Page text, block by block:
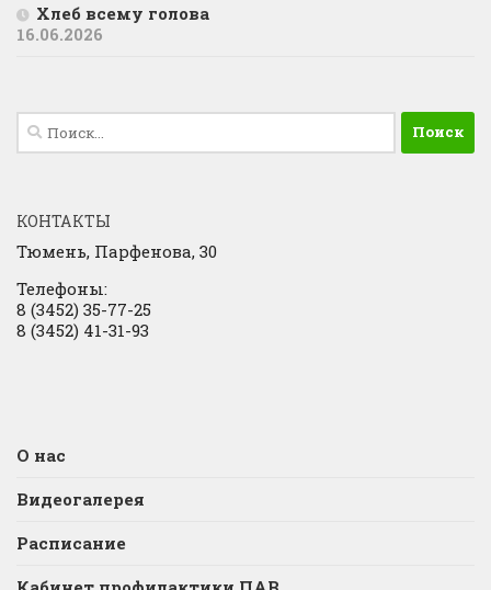
Хлеб всему голова
16.06.2026
Найти:
КОНТАКТЫ
Тюмень, Парфенова, 30
Телефоны:
8 (3452) 35-77-25
8 (3452) 41-31-93
О нас
Видеогалерея
Расписание